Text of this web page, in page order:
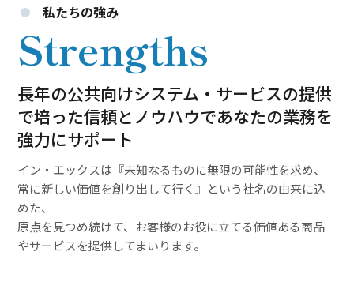
私たちの強み
Strengths
長年の公共向けシステム・サービスの提供
で培った信頼とノウハウであなたの業務を
強力にサポート
イン・エックスは『未知なるものに無限の可能性を求め、
常に新しい価値を創り出して行く』という社名の由来に込
めた、
原点を見つめ続けて、お客様のお役に立てる価値ある商品
やサービスを提供してまいります。